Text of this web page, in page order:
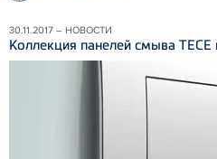
30.11.2017 – НОВОСТИ
Коллекция панелей смыва ТЕСЕ